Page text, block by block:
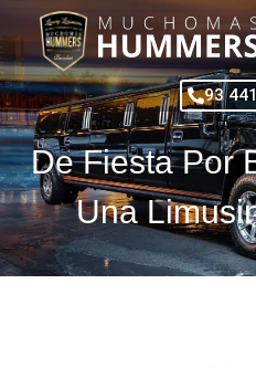
al
contenido
93
De Fiesta Por
Una